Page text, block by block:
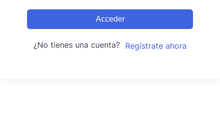
Acceder
¿No tienes una cuenta? Regístrate ahora